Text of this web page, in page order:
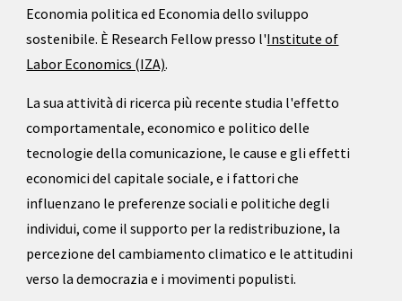
Economia politica ed Economia dello sviluppo
sostenibile. È Research Fellow presso l'Institute of
Labor Economics (IZA).
La sua attività di ricerca più recente studia l'effetto
comportamentale, economico e politico delle
tecnologie della comunicazione, le cause e gli effetti
economici del capitale sociale, e i fattori che
influenzano le preferenze sociali e politiche degli
individui, come il supporto per la redistribuzione, la
percezione del cambiamento climatico e le attitudini
verso la democrazia e i movimenti populisti.